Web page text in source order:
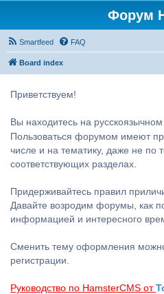
Форум
Smartfeed FAQ
Board index
Приветствуем!
Вы находитесь на
Пользоваться форумом имеют
числе и на тематику, даже не по
соответствующих разделах.
Придерживайтесь правил
Давайте возродим форумы, как
информацией и интересного
Сменить тему оформления
регистрации.
Руководство по HamsterCMS от